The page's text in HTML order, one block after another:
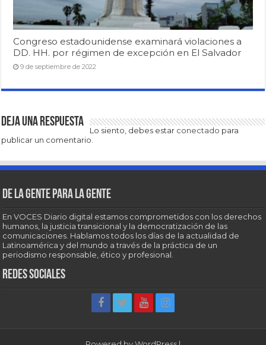
Congreso estadounidense examinará violaciones a
DD. HH. por régimen de excepción en El Salvador
9 de septiembre de 2022
Deja una respuesta
Lo siento, debes estar conectado para
publicar un comentario.
De la gente para la gente
En VOCES Diario digital estamos comprometidos con los derechos
humanos, la justicia transicional y la democratización de las
comunicaciones. Hablamos todos los días de la actualidad de
Latinoamérica y del mundo a través de la práctica de un
periodismo responsable, ético y profesional.
Redes sociales